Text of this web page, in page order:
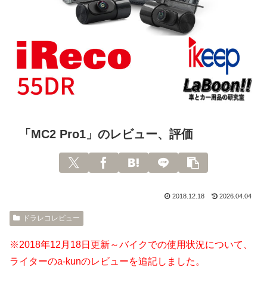
「MC2 Pro1」のレビュー、評価
2018.12.18 2026.04.04
ドラレコレビュー
※2018年12月18日更新～バイクでの使用状況について、
ライターのa-kunのレビューを追記しました。